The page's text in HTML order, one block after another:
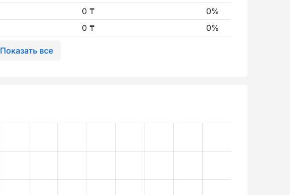
0 ₸
0%
0 ₸ 0%
Показать все